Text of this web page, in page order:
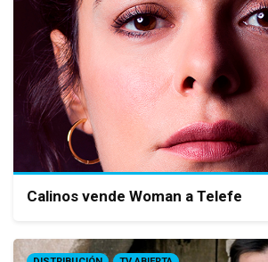
Calinos vende Woman a Telefe